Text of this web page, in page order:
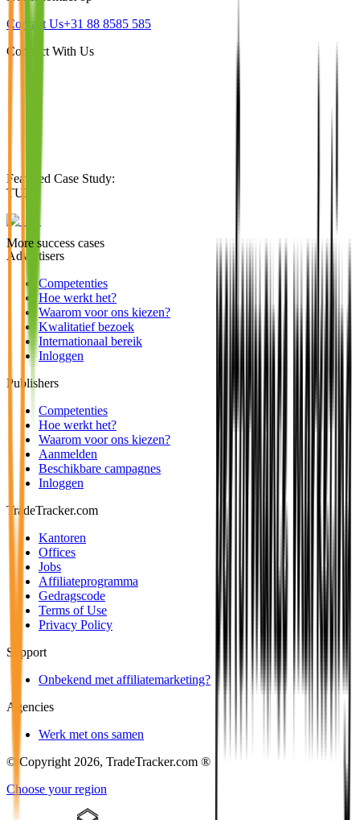
Contact Us+31 88 8585 585
Connect With Us
Featured Case Study:
TUI
More success cases
Advertisers
Competenties
Hoe werkt het?
Waarom voor ons kiezen?
Kwalitatief bezoek
Internationaal bereik
Inloggen
Publishers
Competenties
Hoe werkt het?
Waarom voor ons kiezen?
Aanmelden
Beschikbare campagnes
Inloggen
TradeTracker.com
Kantoren
Offices
Jobs
Affiliateprogramma
Gedragscode
Terms of Use
Privacy Policy
Support
Onbekend met affiliatemarketing?
Agencies
Werk met ons samen
© Copyright 2026, TradeTracker.com ®
Choose your region